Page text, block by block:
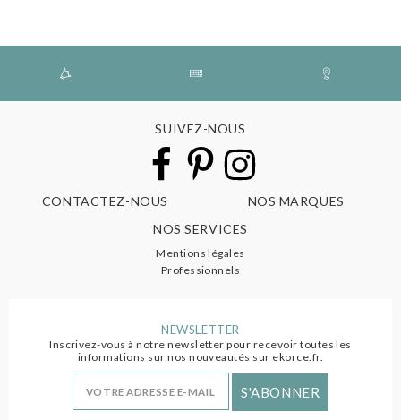
SUIVEZ-NOUS
CONTACTEZ-NOUS
NOS MARQUES
NOS SERVICES
Mentions légales
Professionnels
NEWSLETTER
Inscrivez-vous à notre newsletter pour recevoir toutes les
informations sur nos nouveautés sur ekorce.fr.
S'ABONNER